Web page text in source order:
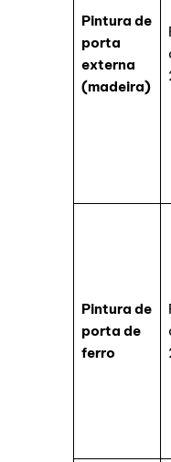
Pintura de
porta
externa
(madeira)
Pintura de
porta de
ferro